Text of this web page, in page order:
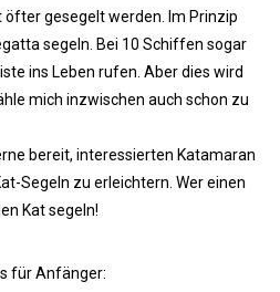
öfter gesegelt werden. Im Prinzip
segeln. Bei 10 Schiffen sogar
ins Leben rufen. Aber dies wird
mich inzwischen auch schon zu
bereit, interessierten Katamaran
Segeln zu erleichtern. Wer einen
Kat segeln!
für Anfänger: